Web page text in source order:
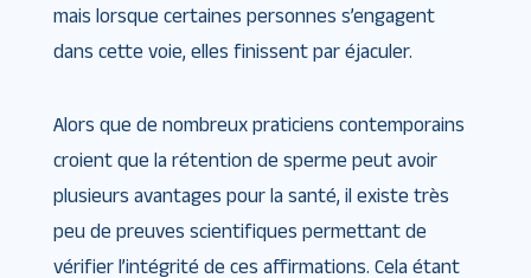
mais lorsque certaines personnes s’engagent
dans cette voie, elles finissent par éjaculer.
Alors que de nombreux praticiens contemporains
croient que la rétention de sperme peut avoir
plusieurs avantages pour la santé, il existe très
peu de preuves scientifiques permettant de
vérifier l’intégrité de ces affirmations. Cela étant